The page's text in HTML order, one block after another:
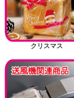
クリスマス